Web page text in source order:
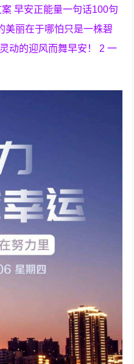
早安正能量一句话100句
美丽在于哪怕只是一株碧
动的迎风而舞早安！ 2 一